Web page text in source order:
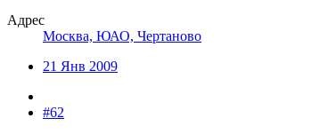
Адрес
Москва, ЮАО, Чертаново
21 Янв 2009
#62